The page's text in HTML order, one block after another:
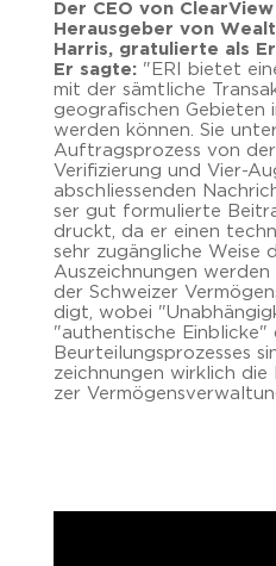
Der CEO von
Her­aus­ge­ber von
Har­ris, gra­tu­lier­te als
Er sagte: "ERI bie­tet
mit der sämt­li­che
geo­gra­fi­schen Ge­bie­ten
wer­den kön­nen. Sie
Auf­trags­pro­zess von
Ve­ri­fi­zie­rung und Vier-​
ab­schlies­sen­den
ser gut for­mu­lier­te
druckt, da er einen
sehr zu­gäng­li­che Weise
Aus­zeich­nun­gen
der Schwei­zer
digt, wobei
"au­then­ti­sche Ein­bli­cke"
Be­ur­tei­lungs­pro­zes­ses
zeich­nun­gen wirk­lich
zer